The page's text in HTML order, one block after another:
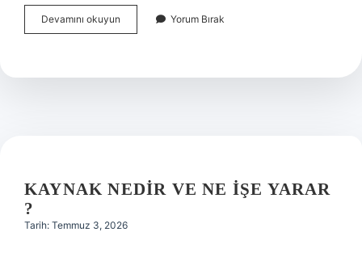
Devamını okuyun
araçta
öder
Yorum Bırak
KAYNAK NEDIR VE NE IŞE YARAR
?
Tarih: Temmuz 3, 2026